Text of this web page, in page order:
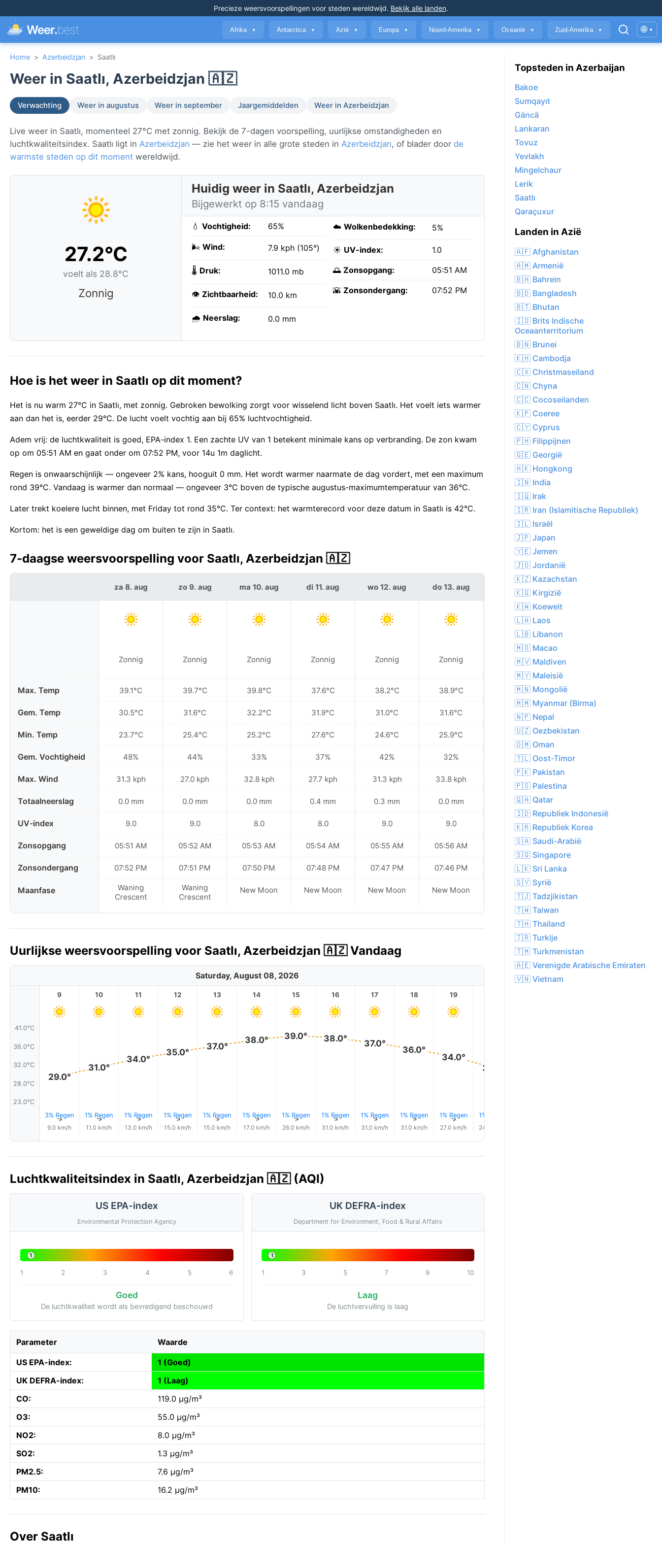
Precieze weersvoorspellingen voor steden wereldwijd. Bekijk alle landen.
Weer.best Afrika ▼ Antarctica ▼ Azië ▼ Europa ▼ Noord-Amerika ▼ Oceanië ▼ Zuid-Amerika ▼ 🌐 ▾
Home > Azerbeidzjan > Saatlı
Weer in Saatlı, Azerbeidzjan 🇦🇿
Verwachting Weer in augustus Weer in september Jaargemiddelden Weer in Azerbeidzjan
Live weer in Saatlı, momenteel 27°C met zonnig. Bekijk de 7-dagen voorspelling, uurlijkse omstandigheden en
luchtkwaliteitsindex. Saatlı ligt in Azerbeidzjan — zie het weer in alle grote steden in Azerbeidzjan, of blader door de
warmste steden op dit moment wereldwijd.
27.2°C
voelt als 28.8°C
Zonnig
Huidig weer in Saatlı, Azerbeidzjan
Bijgewerkt op 8:15 vandaag
💧 Vochtigheid: 65%
🌬️ Wind: 7.9 kph (105°)
🌡️ Druk: 1011.0 mb
👁️ Zichtbaarheid: 10.0 km
🌧️ Neerslag: 0.0 mm
☁️ Wolkenbedekking: 5%
☀️ UV-index: 1.0
🌅 Zonsopgang: 05:51 AM
🌇 Zonsondergang: 07:52 PM
Hoe is het weer in Saatlı op dit moment?
Het is nu warm 27°C in Saatlı, met zonnig. Gebroken bewolking zorgt voor wisselend licht boven Saatlı. Het voelt iets warmer
aan dan het is, eerder 29°C. De lucht voelt vochtig aan bij 65% luchtvochtigheid.
Adem vrij: de luchtkwaliteit is goed, EPA-index 1. Een zachte UV van 1 betekent minimale kans op verbranding. De zon kwam
op om 05:51 AM en gaat onder om 07:52 PM, voor 14u 1m daglicht.
Regen is onwaarschijnlijk — ongeveer 2% kans, hooguit 0 mm. Het wordt warmer naarmate de dag vordert, met een maximum
rond 39°C. Vandaag is warmer dan normaal — ongeveer 3°C boven de typische augustus-maximumtemperatuur van 36°C.
Later trekt koelere lucht binnen, met Friday tot rond 35°C. Ter context: het warmterecord voor deze datum in Saatlı is 42°C.
Kortom: het is een geweldige dag om buiten te zijn in Saatlı.
7-daagse weersvoorspelling voor Saatlı, Azerbeidzjan 🇦🇿
Max. Temp
Gem. Temp
Min. Temp
Gem. Vochtigheid
Max. Wind
Totaalneerslag
UV-index
Zonsopgang
Zonsondergang
Maanfase
za 8. aug
Zonnig
39.1°C
30.5°C
23.7°C
48%
31.3 kph
0.0 mm
9.0
05:51 AM
07:52 PM
Waning
Crescent
zo 9. aug
Zonnig
39.7°C
31.6°C
25.4°C
44%
27.0 kph
0.0 mm
9.0
05:52 AM
07:51 PM
Waning
Crescent
ma 10. aug
Zonnig
39.8°C
32.2°C
25.2°C
33%
32.8 kph
0.0 mm
8.0
05:53 AM
07:50 PM
New Moon
di 11. aug
Zonnig
37.6°C
31.9°C
27.6°C
37%
27.7 kph
0.4 mm
8.0
05:54 AM
07:48 PM
New Moon
wo 12. aug
Zonnig
38.2°C
31.0°C
24.6°C
42%
31.3 kph
0.3 mm
9.0
05:55 AM
07:47 PM
New Moon
do 13. aug
Zonnig
38.9°C
31.6°C
25.9°C
32%
33.8 kph
0.0 mm
9.0
05:56 AM
07:46 PM
New Moon
vr 14. aug
Zonnig
35.2°C
29.9°C
25.5°C
36%
37.4 kph
0.0 mm
9.0
05:57 AM
07:44 PM
Waxing
Crescent
Uurlijkse weersvoorspelling voor Saatlı, Azerbeidzjan 🇦🇿 Vandaag
Saturday, August 08, 2026
41.0°C
36.0°C
32.0°C
28.0°C
23.0°C
9
29.0°
3% Regen
↑
9.0 km/h
10
31.0°
1% Regen
↑
11.0 km/h
11
34.0°
1% Regen
↑
13.0 km/h
12
35.0°
1% Regen
↑
15.0 km/h
13
37.0°
1% Regen
↑
15.0 km/h
14
38.0°
1% Regen
↑
17.0 km/h
15
39.0°
1% Regen
↑
26.0 km/h
16
38.0°
1% Regen
↑
31.0 km/h
17
37.0°
1% Regen
↑
31.0 km/h
18
36.0°
1% Regen
↑
31.0 km/h
19
34.0°
1% Regen
↑
27.0 km/h
31.0°
1% Regen
24.0 km/h
Luchtkwaliteitsindex in Saatlı, Azerbeidzjan 🇦🇿 (AQI)
US EPA-index
Environmental Protection Agency
1
1 2 3 4 5 6
Goed
De luchtkwaliteit wordt als bevredigend beschouwd
UK DEFRA-index
Department for Environment, Food & Rural Affairs
1
1 3 5 7 9 10
Laag
De luchtvervuiling is laag
Parameter Waarde
US EPA-index:
1 (Goed)
UK DEFRA-index:
1 (Laag)
CO:
119.0 µg/m³
O3:
55.0 µg/m³
NO2:
8.0 µg/m³
SO2:
1.3 µg/m³
PM2.5:
7.6 µg/m³
PM10:
16.2 µg/m³
Over Saatlı
Topsteden in Azerbaijan
Bakoe
Sumqayıt
Gäncä
Lankaran
Tovuz
Yevlakh
Mingelchaur
Lerik
Saatlı
Qaraçuxur
Landen in Azië
🇦🇫 Afghanistan
🇦🇲 Armenië
🇧🇭 Bahrein
🇧🇩 Bangladesh
🇧🇹 Bhutan
🇮🇴 Brits Indische
Oceaanterritorium
🇧🇳 Brunei
🇰🇭 Cambodja
🇨🇽 Christmaseiland
🇨🇳 Chyna
🇨🇨 Cocoseilanden
🇰🇵 Coeree
🇨🇾 Cyprus
🇵🇭 Filippijnen
🇬🇪 Georgië
🇭🇰 Hongkong
🇮🇳 India
🇮🇶 Irak
🇮🇷 Iran (Islamitische Republiek)
🇮🇱 Israël
🇯🇵 Japan
🇾🇪 Jemen
🇯🇴 Jordanië
🇰🇿 Kazachstan
🇰🇬 Kirgizië
🇰🇼 Koeweit
🇱🇦 Laos
🇱🇧 Libanon
🇲🇴 Macao
🇲🇻 Maldiven
🇲🇾 Maleisië
🇲🇳 Mongolië
🇲🇲 Myanmar (Birma)
🇳🇵 Nepal
🇺🇿 Oezbekistan
🇴🇲 Oman
🇹🇱 Oost-Timor
🇵🇰 Pakistan
🇵🇸 Palestina
🇶🇦 Qatar
🇮🇩 Republiek Indonesië
🇰🇷 Republiek Korea
🇸🇦 Saudi-Arabië
🇸🇬 Singapore
🇱🇰 Sri Lanka
🇸🇾 Syrië
🇹🇯 Tadzjikistan
🇹🇼 Taiwan
🇹🇭 Thailand
🇹🇷 Turkije
🇹🇲 Turkmenistan
🇦🇪 Verenigde Arabische Emiraten
🇻🇳 Vietnam